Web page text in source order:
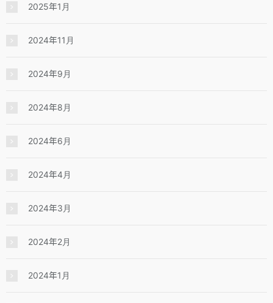
2025年1月
2024年11月
2024年9月
2024年8月
2024年6月
2024年4月
2024年3月
2024年2月
2024年1月